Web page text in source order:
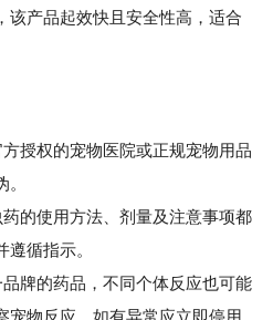
该产品起效快且安全性高，适合
授权的宠物医院或正规宠物用品
使用方法、剂量及注意事项都
循指示。
的药品，不同个体反应也可能
宠物反应，如有异常应立即停用